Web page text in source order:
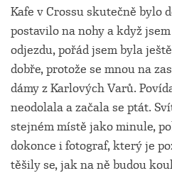
Kafe v Crossu skutečně bylo
postavilo na nohy a když
odjezdu, pořád jsem byla
dobře, protože se mnou na
dámy z Karlových Varů.
neodolala a začala se ptát.
stejném místě jako minule,
dokonce i fotograf, který je
těšily se, jak na ně budou